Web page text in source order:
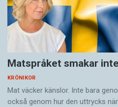
Matspråket smakar
KRÖNIKOR
Mat väcker känslor. Inte bara
också genom hur den uttrycks